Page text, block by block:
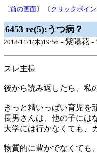
〔前の画面〕 〔 クリックポイン
6453 re(5):うつ病？
2018/11/1(木)19:56 - 紫陽花 -
スレ主様
後から読み返したら、私
きっと精いっぱい育児を
長男さんは、他の子には
大学には行かなくても、
物質的に豊かでなくても